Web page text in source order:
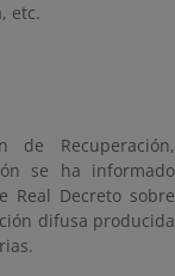
etc.
Recuperación,
se ha informado
Real Decreto sobre
difusa producida